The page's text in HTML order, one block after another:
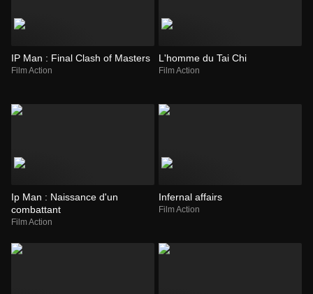
IP Man : Final Clash of Masters
Film Action
L'homme du Tai Chi
Film Action
Ip Man : Naissance d'un
combattant
Film Action
Infernal affairs
Film Action